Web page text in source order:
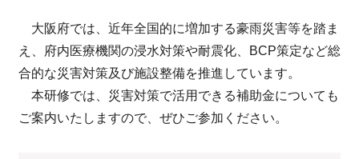
大阪府では、近年全国的に増加する豪雨災害等を踏ま
え、府内医療機関の浸水対策や耐震化、BCP策定など総
合的な災害対策及び施設整備を推進しています。
本研修では、災害対策で活用できる補助金についても
ご案内いたしますので、ぜひご参加ください。